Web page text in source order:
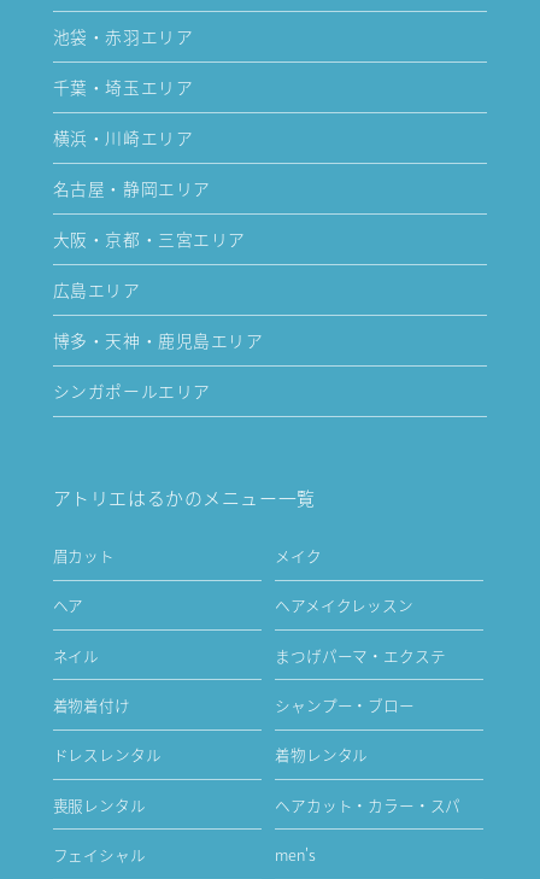
池袋・赤羽エリア
千葉・埼玉エリア
横浜・川崎エリア
名古屋・静岡エリア
大阪・京都・三宮エリア
広島エリア
博多・天神・鹿児島エリア
シンガポールエリア
アトリエはるかのメニュー一覧
眉カット メイク
ヘア ヘアメイクレッスン
ネイル まつげパーマ・エクステ
着物着付け シャンプー・ブロー
ドレスレンタル 着物レンタル
喪服レンタル ヘアカット・カラー・スパ
フェイシャル men's